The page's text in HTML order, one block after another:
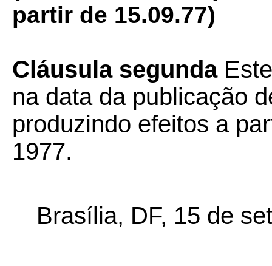
partir de 15.09.77)
Cláusula segunda
na data da publicação
produzindo efeitos a
1977.
Brasília, DF, 15 de